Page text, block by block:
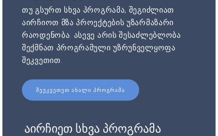
თუ გსურთ სხვა პროგრამა, შეგიძლიათ
აირჩიოთ მზა პროექტების უზარმაზარი
რაოდენობა. ასევე არის შესაძლებლობა
შექმნათ პროგრამული უზრუნველყოფა
შეკვეთით.
ᲨᲔᲣᲙᲕᲔᲗᲔᲗ ᲐᲮᲐᲚᲘ ᲞᲠᲝᲒᲠᲐᲛᲐ
აირჩიეთ სხვა პროგრამა